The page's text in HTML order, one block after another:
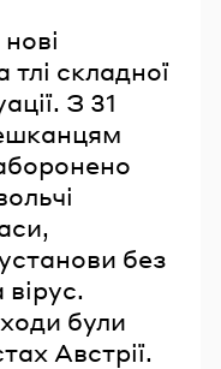
складної
З 31
без
були
Австрії.